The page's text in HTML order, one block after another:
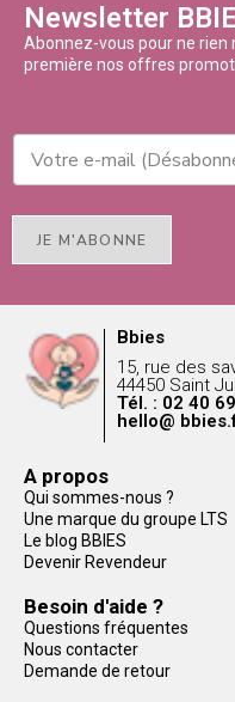
Newsletter
Abonnez-vous pour ne rien
première nos offres
JE M'ABONNE
Bbies
15, rue des
44450 Saint
Tél. : 02 40
hello@
A propos
Qui sommes-nous ?
Une marque du groupe LTS
Le blog BBIES
Devenir Revendeur
Besoin d'aide ?
Questions fréquentes
Nous contacter
Demande de retour